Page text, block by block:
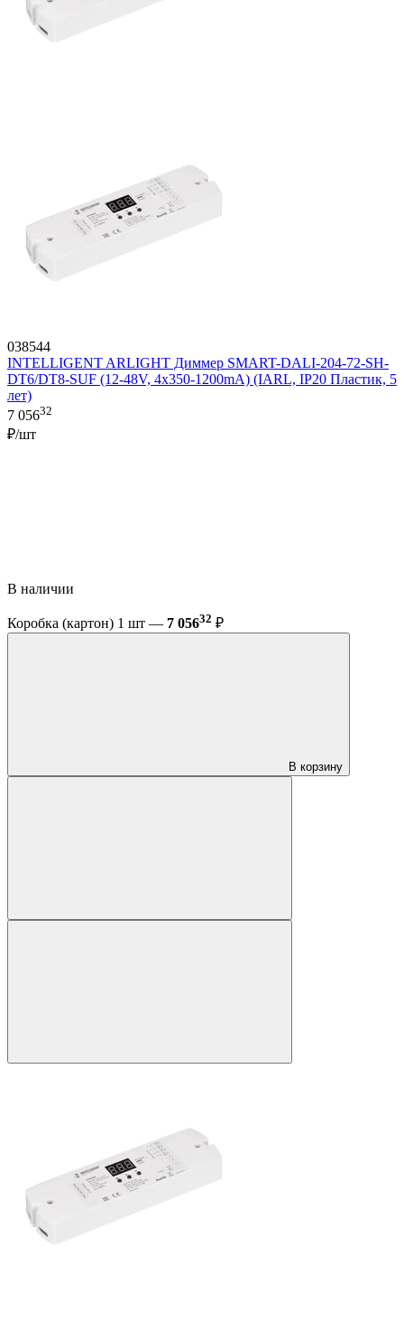
038544
INTELLIGENT ARLIGHT Диммер SMART-DALI-204-72-SH-
DT6/DT8-SUF (12-48V, 4x350-1200mA) (IARL, IP20 Пластик, 5
лет)
7 05632
₽/шт
В наличии
Коробка (картон) 1 шт — 7 05632 ₽
В корзину